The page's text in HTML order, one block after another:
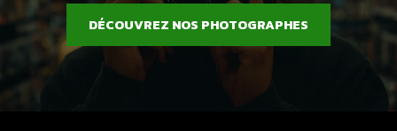
DÉCOUVREZ NOS PHOTOGRAPHES